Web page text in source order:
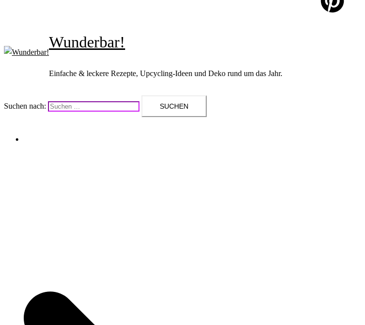
Wunderbar!
Einfache & leckere Rezepte, Upcycling-Ideen und Deko rund um das Jahr.
Suchen nach: